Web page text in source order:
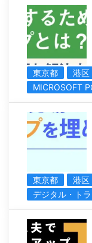
東京都 港区
MICROSOFT
東京都 港区
デジタル・ト